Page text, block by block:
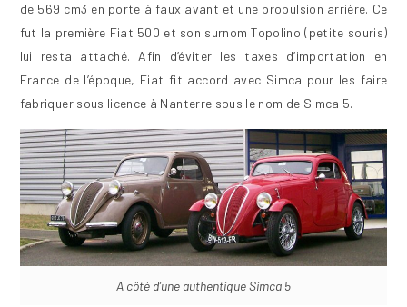
de 569 cm3 en porte à faux avant et une propulsion arrière. Ce
fut la première Fiat 500 et son surnom Topolino (petite souris)
lui resta attaché. Afin d’éviter les taxes d’importation en
France de l’époque, Fiat fit accord avec Simca pour les faire
fabriquer sous licence à Nanterre sous le nom de Simca 5.
A côté d’une authentique Simca 5